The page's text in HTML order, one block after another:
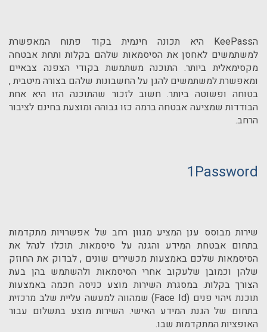
הKeePass היא תכונה חינמית בקוד פתוח המאפשרת
למשתמשים לאחסן את הסיסמאות שלהם בקלות ותחת אבטחה
מקסימאלית ביותר. התוכנה משתמשת בקודי הצפנה צבאיים
ומאפשרת למשתמשים להגן על החשבונות שלהם בצורה מיטבית ,
בטוחה ופשוטה ביותר. חשוב לזכור שהתוכנה הזו היא אחת
הבודדות שמציעה אבטחה ברמה כזו גבוהה ומוצעת בחינם לציבור
הרחב.
1Password
שירות מבוסס ענן המציע מגוון רחב של אפשרויות מתקדמות
בתחום אבטחת המידע והגנה על סיסמאות. תוכלו לנהל את
הסיסמאות שלכם באמצעות מכשירים שונים , לבדוק את החוזק
שלהן וכמובן שלעקוב אחרי הסיסמאות ולהשתמש בהן בעת
הצורך בקלות. במסגרת השירות מוצע כניסה חכמה באמצעות
תוכנת זיהוי פנים (Face Id) שמהווה למעשה עליית שלב מרכזית
בתחום של הגנת המידע האישי. השירות מוצע בתשלום עבור
האופציות המתקדמות שבו.